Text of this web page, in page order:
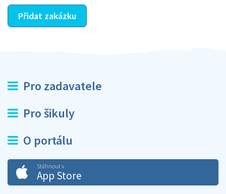
Přidat zakázku
Pro zadavatele
Pro šikuly
O portálu
Stáhnout v
App Store